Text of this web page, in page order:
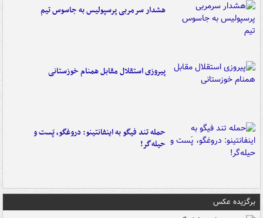
هشدار سرمربی پرسپولیس به جاسوس تیم
پیروزی استقلال مقابل همنام خوزستانی
حمله تند فیگو به اینفانتینو: دروغگو، پَست‌ و
حیله‌گر!
برگزیده عکس